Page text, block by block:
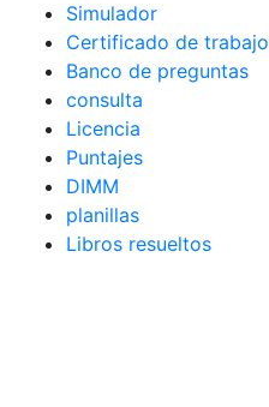
Simulador
Certificado de trabajo
Banco de preguntas
consulta
Licencia
Puntajes
DIMM
planillas
Libros resueltos